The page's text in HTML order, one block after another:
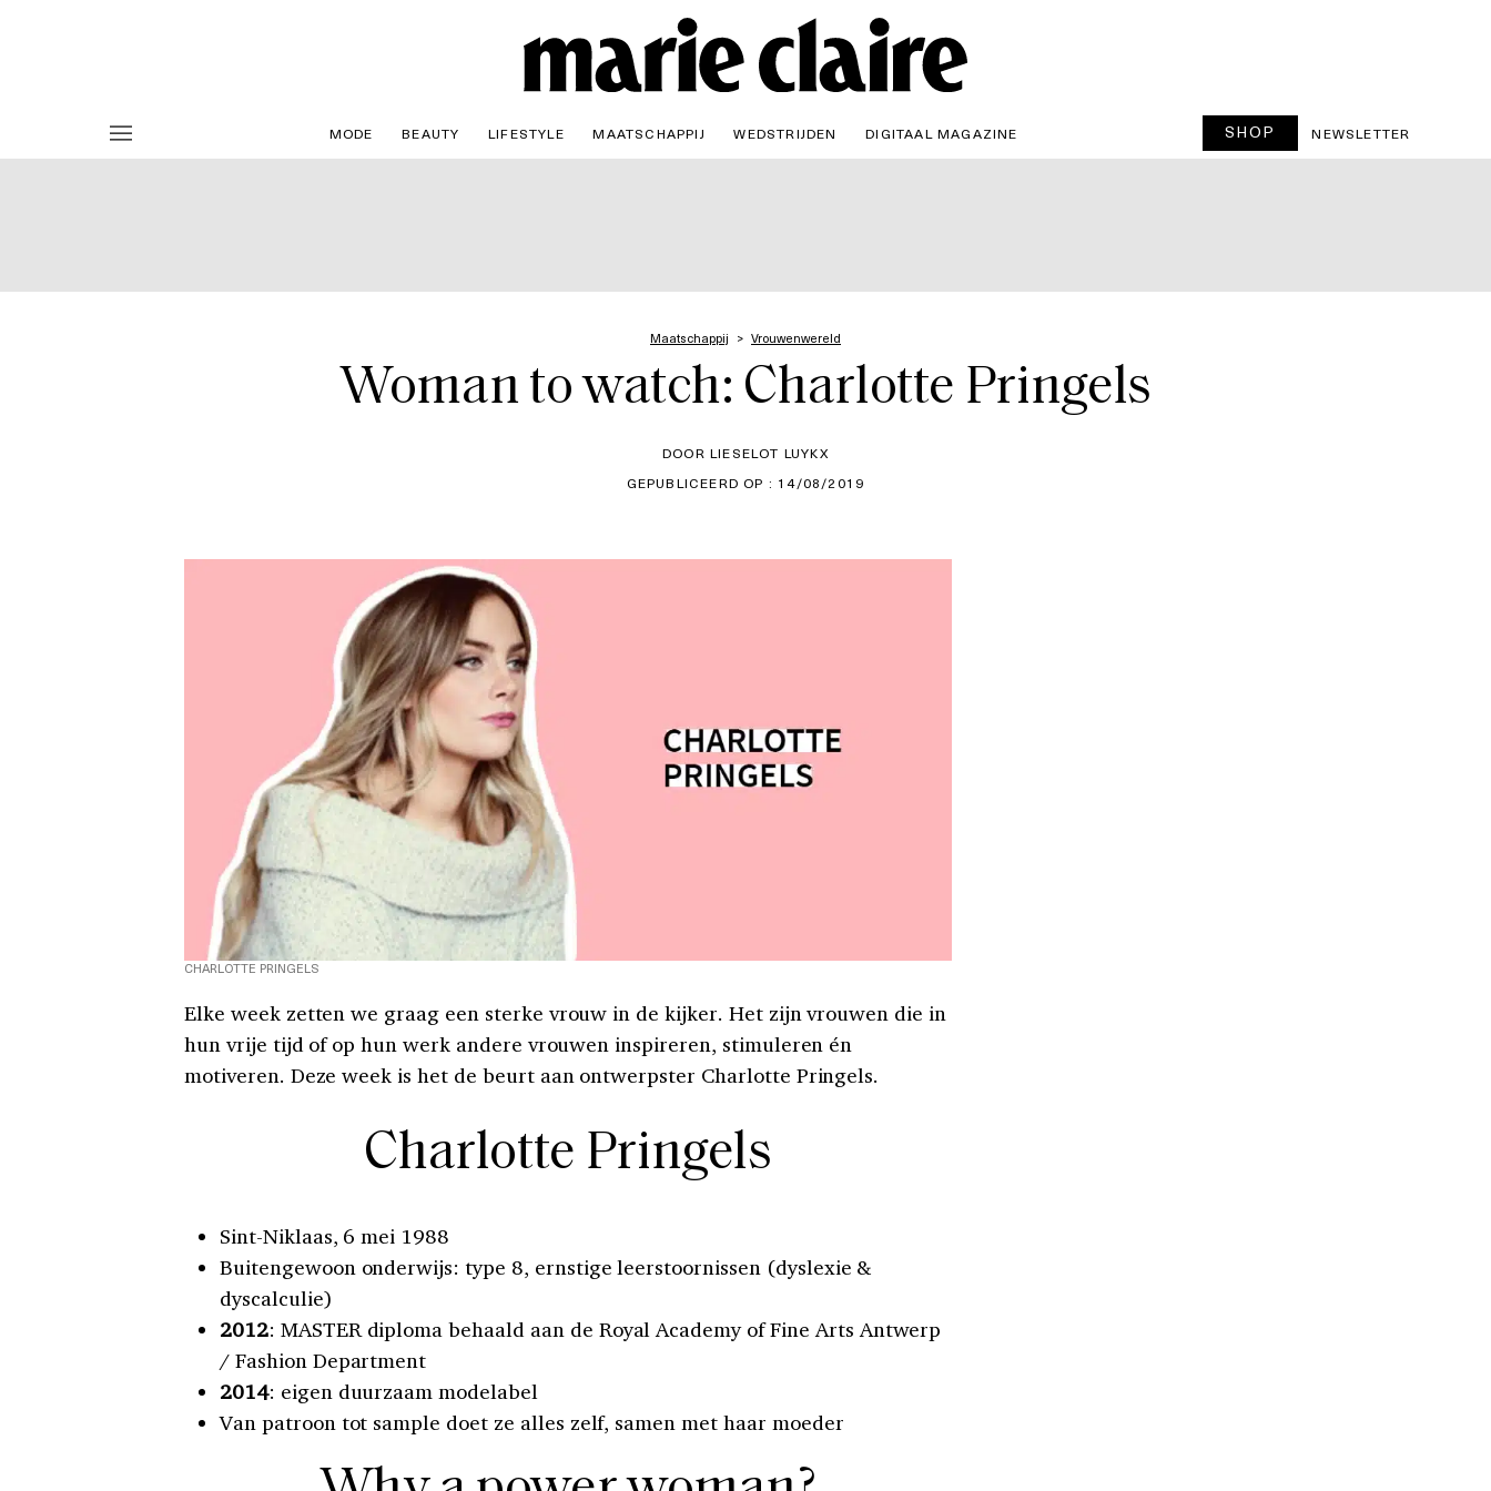
MODE BEAUTY LIFESTYLE MAATSCHAPPIJ WEDSTRIJDEN DIGITAAL MAGAZINE SHOP NEWSLETTER
Maatschappij Vrouwenwereld
Woman to watch: Charlotte Pringels
DOOR LIESELOT LUYKX
GEPUBLICEERD OP : 14/08/2019
CHARLOTTE PRINGELS
Elke week zetten we graag een sterke vrouw in de kijker. Het zijn vrouwen die in
hun vrije tijd of op hun werk andere vrouwen inspireren, stimuleren én
motiveren. Deze week is het de beurt aan ontwerpster Charlotte Pringels.
Charlotte Pringels
Sint-Niklaas, 6 mei 1988
Buitengewoon onderwijs: type 8, ernstige leerstoornissen (dyslexie &
dyscalculie)
2012: MASTER diploma behaald aan de Royal Academy of Fine Arts Antwerp
/ Fashion Department
2014: eigen duurzaam modelabel
Van patroon tot sample doet ze alles zelf, samen met haar moeder